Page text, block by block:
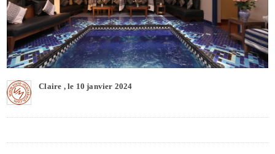
Claire , le 10 janvier 2024